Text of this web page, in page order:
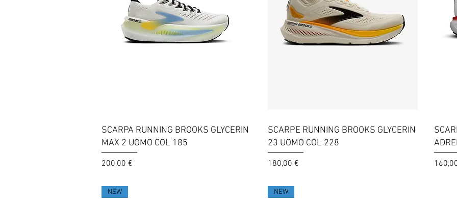
Vista rapida
SCARPA RUNNING BROOKS GLYCERIN
MAX 2 UOMO COL 185
Prezzo
200,00 €
Vista rapida
SCARPE RUNNING BROOKS GLYCERIN
23 UOMO COL 228
Prezzo
180,00 € Prezzo
NEW NEW